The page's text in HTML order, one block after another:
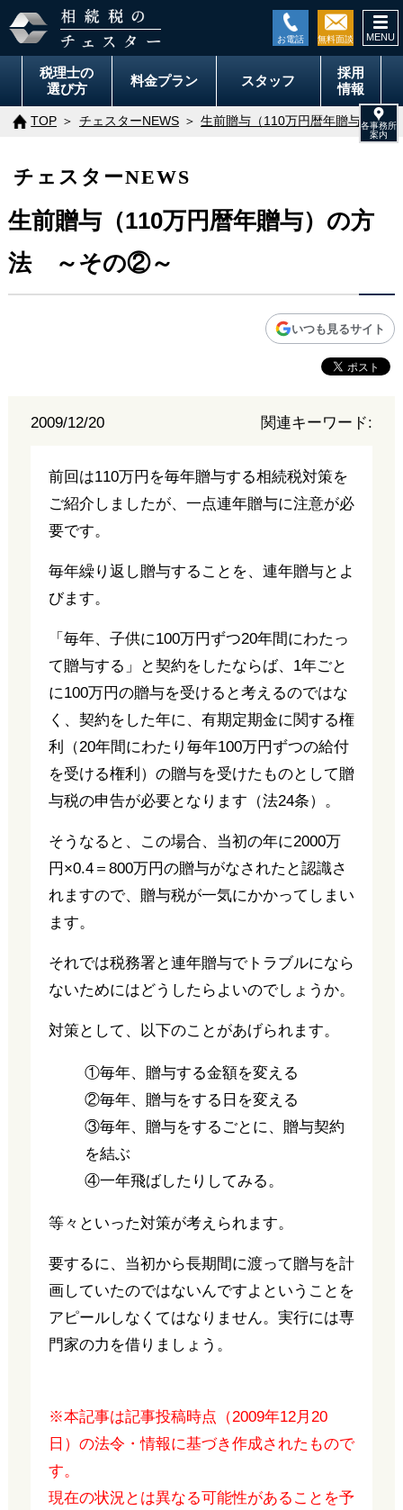
税理士の
選び方
料金プラン スタッフ
採用
情報
TOP チェスターNEWS 生前贈与（110万円暦年贈与）の
チェスターNEWS
生前贈与（110万円暦年贈与）の方
法 ～その②～
いつも見るサイト
2009/12/20 関連キーワード:
前回は110万円を毎年贈与する相続税対策を
ご紹介しましたが、一点連年贈与に注意が必
要です。
毎年繰り返し贈与することを、連年贈与とよ
びます。
「毎年、子供に100万円ずつ20年間にわたっ
て贈与する」と契約をしたならば、1年ごと
に100万円の贈与を受けると考えるのではな
く、契約をした年に、有期定期金に関する権
利（20年間にわたり毎年100万円ずつの給付
を受ける権利）の贈与を受けたものとして贈
与税の申告が必要となります（法24条）。
そうなると、この場合、当初の年に2000万
円×0.4＝800万円の贈与がなされたと認識さ
れますので、贈与税が一気にかかってしまい
ます。
それでは税務署と連年贈与でトラブルになら
ないためにはどうしたらよいのでしょうか。
対策として、以下のことがあげられます。
①毎年、贈与する金額を変える
②毎年、贈与をする日を変える
③毎年、贈与をするごとに、贈与契約
を結ぶ
④一年飛ばしたりしてみる。
等々といった対策が考えられます。
要するに、当初から長期間に渡って贈与を計
画していたのではないんですよということを
アピールしなくてはなりません。実行には専
門家の力を借りましょう。
※本記事は記事投稿時点（2009年12月20
日）の法令・情報に基づき作成されたもので
す。
現在の状況とは異なる可能性があることを予